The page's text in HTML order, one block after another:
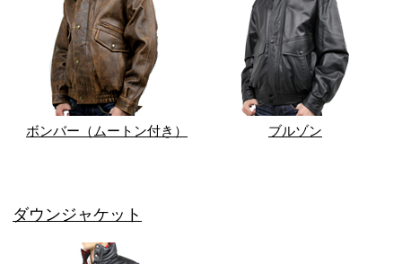
ボンバー（ムートン付き） ブルゾン
ダウンジャケット